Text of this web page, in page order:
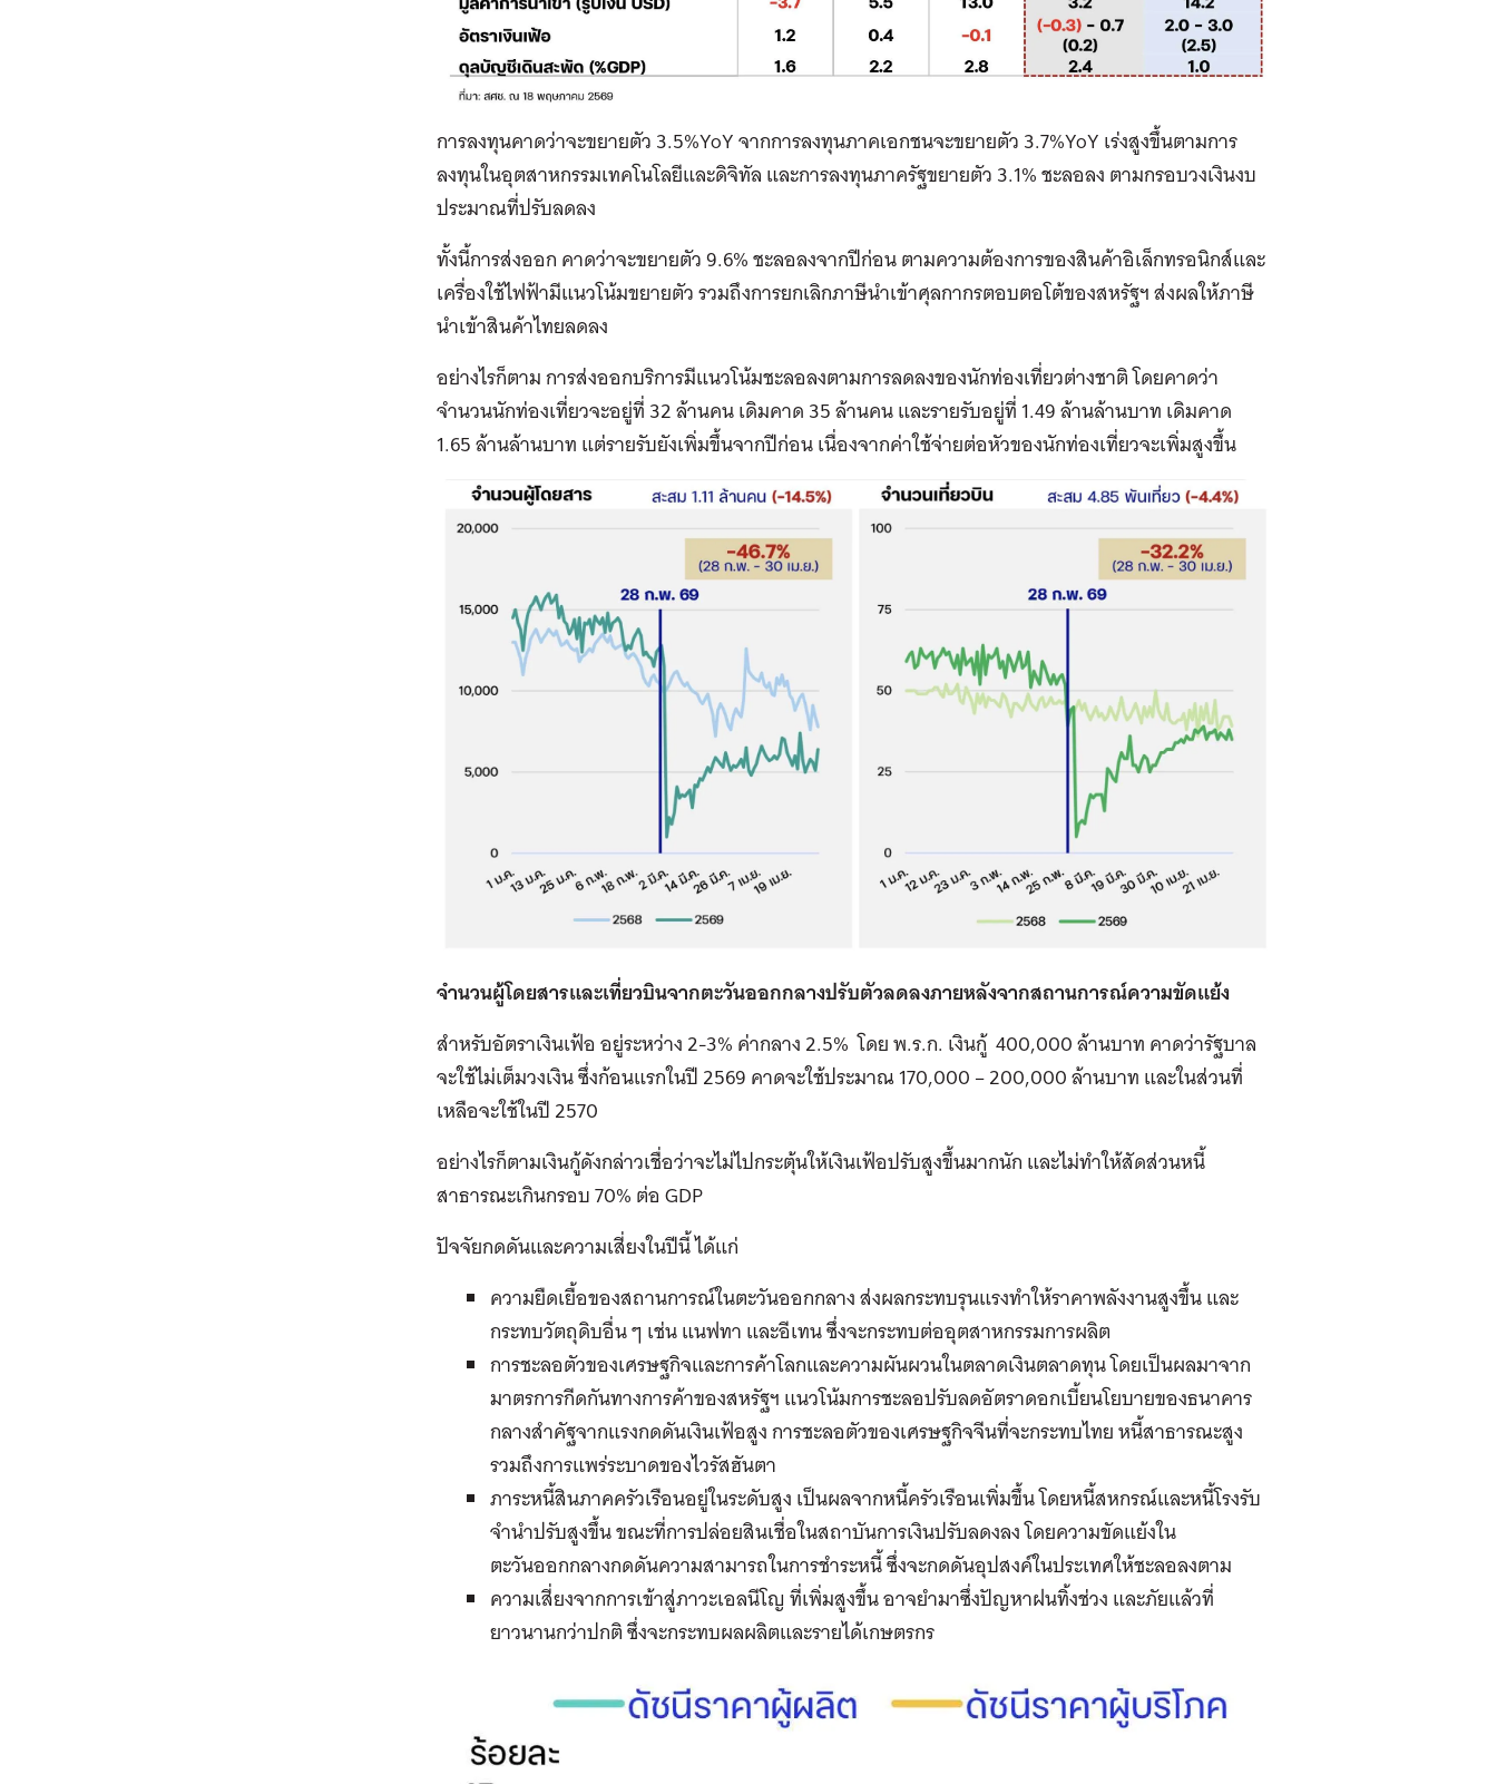
การลงทุนคาดว่าจะขยายตัว 3.5%YoY จากการลงทุนภาคเอกชนจะขยายตัว 3.7%YoY เร่งสูงขึ้นตามการ
ลงทุนในอุตสาหกรรมเทคโนโลยีและดิจิทัล และการลงทุนภาครัฐขยายตัว 3.1% ชะลอลง ตามกรอบวงเงินงบ
ประมาณที่ปรับลดลง
ทั้งนี้การส่งออก คาดว่าจะขยายตัว 9.6% ชะลอลงจากปีก่อน ตามความต้องการของสินค้าอิเล็กทรอนิกส์และ
เครื่องใช้ไฟฟ้ามีแนวโน้มขยายตัว รวมถึงการยกเลิกภาษีนำเข้าศุลกากรตอบตอโต้ของสหรัฐฯ ส่งผลให้ภาษี
นำเข้าสินค้าไทยลดลง
อย่างไรก็ตาม การส่งออกบริการมีแนวโน้มชะลอลงตามการลดลงของนักท่องเที่ยวต่างชาติ โดยคาดว่า
จำนวนนักท่องเที่ยวจะอยู่ที่ 32 ล้านคน เดิมคาด 35 ล้านคน และรายรับอยู่ที่ 1.49 ล้านล้านบาท เดิมคาด
1.65 ล้านล้านบาท แต่รายรับยังเพิ่มขึ้นจากปีก่อน เนื่องจากค่าใช้จ่ายต่อหัวของนักท่องเที่ยวจะเพิ่มสูงขึ้น
จำนวนผู้โดยสารและเที่ยวบินจากตะวันออกกลางปรับตัวลดลงภายหลังจากสถานการณ์ความขัดแย้ง
สำหรับอัตราเงินเฟ้อ อยู่ระหว่าง 2-3% ค่ากลาง 2.5% โดยพ.ร.ก. เงินกู้ 400,000 ล้านบาท คาดว่ารัฐบาล
จะใช้ไม่เต็มวงเงิน ซึ่งก้อนแรกในปี 2569 คาดจะใช้ประมาณ 170,000 – 200,000 ล้านบาท และในส่วนที่
เหลือจะใช้ในปี 2570
อย่างไรก็ตามเงินกู้ดังกล่าวเชื่อว่าจะไม่ไปกระตุ้นให้เงินเฟ้อปรับสูงขึ้นมากนัก และไม่ทำให้สัดส่วนหนี้
สาธารณะเกินกรอบ 70% ต่อ GDP
ปัจจัยกดดันและความเสี่ยงในปีนี้ ได้แก่
ความยืดเยื้อของสถานการณ์ในตะวันออกกลาง ส่งผลกระทบรุนแรงทำให้ราคาพลังงานสูงขึ้น และ
กระทบวัตถุดิบอื่น ๆ เช่น แนฟทา และอีเทน ซึ่งจะกระทบต่ออุตสาหกรรมการผลิต
การชะลอตัวของเศรษฐกิจและการค้าโลกและความผันผวนในตลาดเงินตลาดทุน โดยเป็นผลมาจาก
มาตรการกีดกันทางการค้าของสหรัฐฯ แนวโน้มการชะลอปรับลดอัตราดอกเบี้ยนโยบายของธนาคาร
กลางสำคัฐจากแรงกดดันเงินเฟ้อสูง การชะลอตัวของเศรษฐกิจจีนที่จะกระทบไทย หนี้สาธารณะสูง
รวมถึงการแพร่ระบาดของไวรัสฮันตา
ภาระหนี้สินภาคครัวเรือนอยู่ในระดับสูง เป็นผลจากหนี้ครัวเรือนเพิ่มขึ้น โดยหนี้สหกรณ์และหนี้โรงรับ
จำนำปรับสูงขึ้น ขณะที่การปล่อยสินเชื่อในสถาบันการเงินปรับลดงลง โดยความขัดแย้งใน
ตะวันออกกลางกดดันความสามารถในการชำระหนี้ ซึ่งจะกดดันอุปสงค์ในประเทศให้ชะลอลงตาม
ความเสี่ยงจากการเข้าสู่ภาวะเอลนีโญ ที่เพิ่มสูงขึ้น อาจยำมาซึ่งปัญหาฝนทิ้งช่วง และภัยแล้วที่
ยาวนานกว่าปกติ ซึ่งจะกระทบผลผลิตและรายได้เกษตรกร